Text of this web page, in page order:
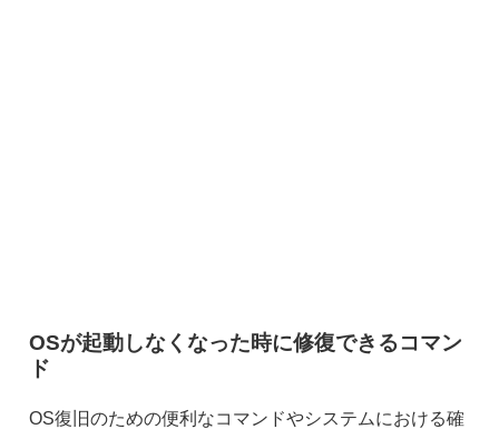
OSが起動しなくなった時に修復できるコマン
ド
OS復旧のための便利なコマンドやシステムにおける確